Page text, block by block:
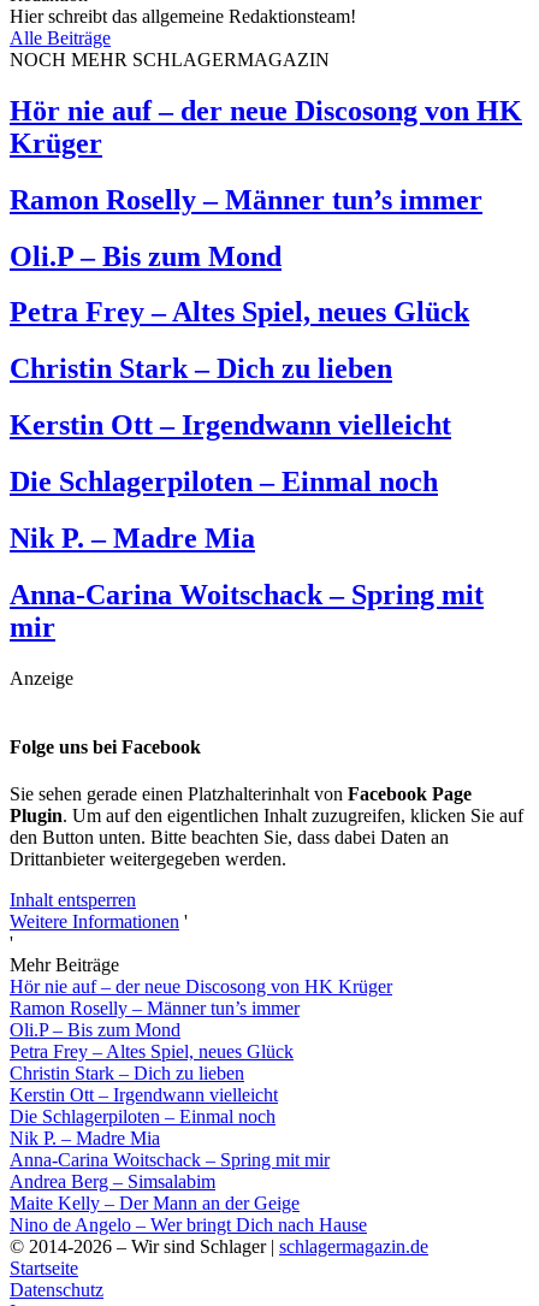
Hier schreibt das allgemeine Redaktionsteam!
Alle Beiträge
NOCH MEHR SCHLAGERMAGAZIN
Hör nie auf – der neue Discosong von HK
Krüger
Ramon Roselly – Männer tun’s immer
Oli.P – Bis zum Mond
Petra Frey – Altes Spiel, neues Glück
Christin Stark – Dich zu lieben
Kerstin Ott – Irgendwann vielleicht
Die Schlagerpiloten – Einmal noch
Nik P. – Madre Mia
Anna-Carina Woitschack – Spring mit
mir
Anzeige
Folge uns bei Facebook
Sie sehen gerade einen Platzhalterinhalt von Facebook Page
Plugin. Um auf den eigentlichen Inhalt zuzugreifen, klicken Sie auf
den Button unten. Bitte beachten Sie, dass dabei Daten an
Drittanbieter weitergegeben werden.
Inhalt entsperren
Weitere Informationen '
'
Mehr Beiträge
Hör nie auf – der neue Discosong von HK Krüger
Ramon Roselly – Männer tun’s immer
Oli.P – Bis zum Mond
Petra Frey – Altes Spiel, neues Glück
Christin Stark – Dich zu lieben
Kerstin Ott – Irgendwann vielleicht
Die Schlagerpiloten – Einmal noch
Nik P. – Madre Mia
Anna-Carina Woitschack – Spring mit mir
Andrea Berg – Simsalabim
Maite Kelly – Der Mann an der Geige
Nino de Angelo – Wer bringt Dich nach Hause
© 2014-2026 – Wir sind Schlager | schlagermagazin.de
Startseite
Datenschutz